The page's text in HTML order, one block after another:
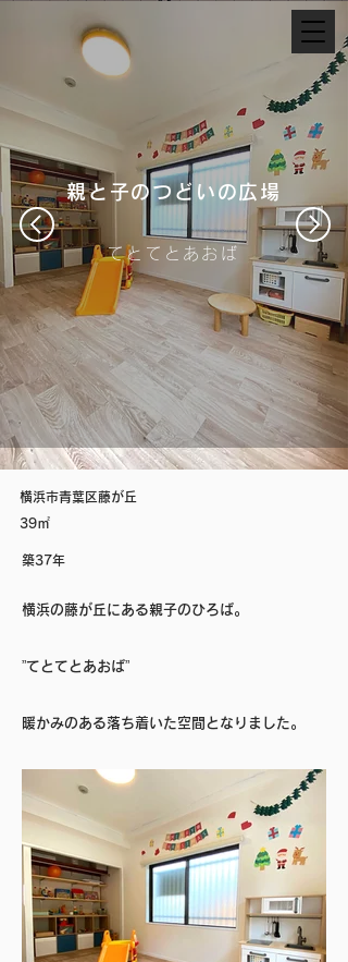
親と子のつどいの広場
てとてとあおば
横浜市青葉区藤が丘
39㎡
築37年
横浜の藤が丘にある親子のひろば。
”てとてとあおば”
暖かみのある落ち着いた空間となりました。